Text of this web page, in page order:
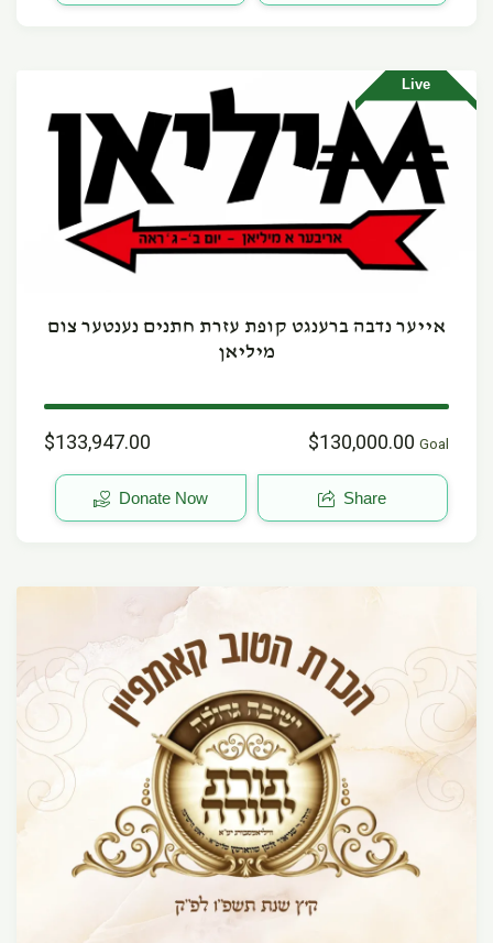
Live
אייער נדבה ברענגט קופת עזרת חתנים נענטער צום
מיליאן
$133,947.00 $130,000.00 Goal
Donate Now Share